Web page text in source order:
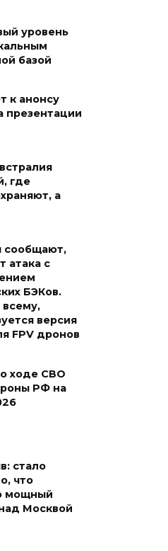
уровень
базой
к анонсу
презентации
где
а
сообщают,
атака с
БЭКов.
всему,
версия
FPV дронов
ходе СВО
РФ на
стало
что
мощный
Москвой